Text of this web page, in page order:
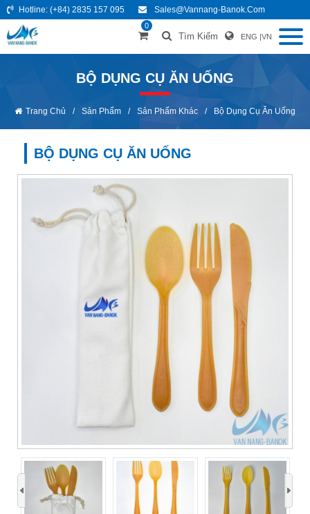
Hotline: (+84) 2835 157 095 Sales@vannang-Banok.com
0
Tìm Kiếm ENG |VN
BỘ DỤNG CỤ ĂN UỐNG
Trang Chủ / Sản Phẩm / Sản Phẩm Khác / Bộ Dụng Cụ Ăn Uống
BỘ DỤNG CỤ ĂN UỐNG